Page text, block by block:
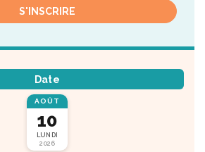
S'INSCRIRE
Date
AOÛT
10
LUNDI
2026